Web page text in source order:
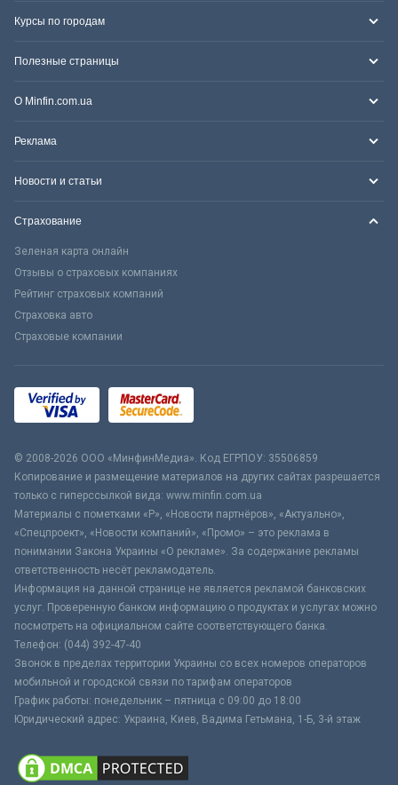
Курсы по городам
Полезные страницы
О Minfin.com.ua
Реклама
Новости и статьи
Страхование
Зеленая карта онлайн
Отзывы о страховых компаниях
Рейтинг страховых компаний
Страховка авто
Страховые компании
© 2008-2026 ООО «МинфинМедиа». Код ЕГРПОУ: 35506859
Копирование и размещение материалов на других сайтах разрешается
только с гиперссылкой вида: www.minfin.com.ua
Материалы с пометками «Р», «Новости партнёров», «Актуально»,
«Спецпроект», «Новости компаний», «Промо» – это реклама в
понимании Закона Украины «О рекламе». За содержание рекламы
ответственность несёт рекламодатель.
Информация на данной странице не является рекламой банковских
услуг. Проверенную банком информацию о продуктах и услугах можно
посмотреть на официальном сайте соответствующего банка.
Телефон: (044) 392-47-40
Звонок в пределах территории Украины со всех номеров операторов
мобильной и городской связи по тарифам операторов
График работы: понедельник – пятница с 09:00 до 18:00
Юридический адрес: Украина, Киев, Вадима Гетьмана, 1-Б, 3-й этаж